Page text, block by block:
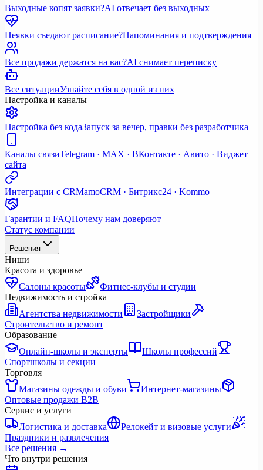
Выходные копят заявки?AI отвечает без выходных
Неявки съедают расписание?Напоминания и подтверждения
Все продажи держатся на вас?AI снимает переписку
Все ситуацииУзнайте себя в одной из них
Настройка и каналы
Настройка без кодаЗапуск за вечер, правки без разработчика
Каналы связиTelegram · MAX · ВКонтакте · Авито · Виджет
сайта
Интеграции с CRMamoCRM · Битрикс24 · Kommo
Гарантии и FAQПочему нам доверяют
Статус компании
Решения
Ниши
Красота и здоровье
Салоны красоты
Фитнес-клубы и студии
Недвижимость и стройка
Агентства недвижимости
Застройщики
Строительство и ремонт
Образование
Онлайн-школы и эксперты
Школы профессий
Спортшколы и секции
Торговля
Магазины одежды и обуви
Интернет-магазины
Оптовые продажи B2B
Сервис и услуги
Логистика и доставка
Релокейт и визовые услуги
Праздники и развлечения
Все решения →
Что внутри решения